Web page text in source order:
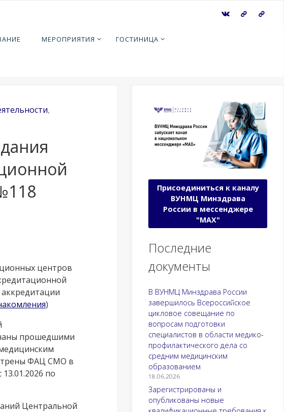
МЕРОПРИЯТИЯ ГОСТИНИЦА
,
центров
)
прошедшими
ФАЦ СМО в
по
Центральной
Присоединиться к каналу
ВУНМЦ Минздрава
России в мессенджере
"МАХ"
Последние
документы
В ВУНМЦ Минздрава России
завершилось Всероссийское
цикловое совещание по
вопросам подготовки
специалистов в области медико-
профилактического дела со
средним медицинским
образованием
18.06.2026
Зарегистрированы и
опубликованы новые